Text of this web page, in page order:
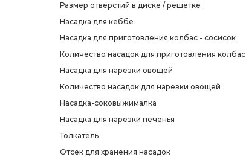
Размер отверстий в диске / решетке
Насадка для кеббе
Насадка для приготовления колбас - сосисок
Количество насадок для приготовления колбас
Насадка для нарезки овощей
Количество насадок для нарезки овощей
Насадка-соковыжималка
Насадка для нарезки печенья
Толкатель
Отсек для хранения насадок